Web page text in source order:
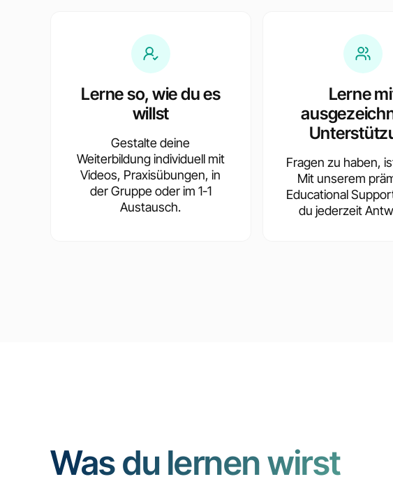
Lerne so, wie du es
willst
Gestalte deine
Weiterbildung individuell mit
Videos, Praxisübungen, in
der Gruppe oder im 1-1
Austausch.
Lerne
Fragen zu haben,
Mit unserem
Educational
du jederzeit
Was du lernen wirst